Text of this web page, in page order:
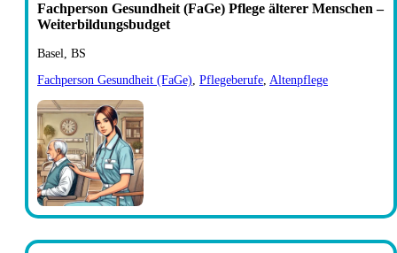
Fachperson Gesundheit (FaGe) Pflege älterer Menschen –
Weiterbildungsbudget
Basel, BS
Fachperson Gesundheit (FaGe), Pflegeberufe, Altenpflege